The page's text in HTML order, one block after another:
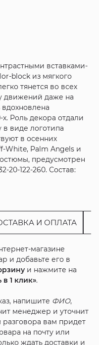
вставками-
block из мягкого
тянется во всех
движений даже на
Роль декора отдали
в виде логотипа
в осенних
White, Palm Angels и
предусмотрен
20-122-260. Состав:
И ОПЛАТА
магазине
и добавьте его в
и нажмите на
в 1 клик».
напишите ФИО,
менеджер и уточнит
разговора вам придет
на почту или
ждать доставки и